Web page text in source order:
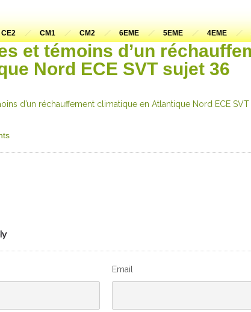
CE2 CM1 CM2 6EME 5EME 4EME
et témoins d’un
Nord ECE SVT sujet 36
d’un réchauffement climatique en Atlantique Nord ECE
Email